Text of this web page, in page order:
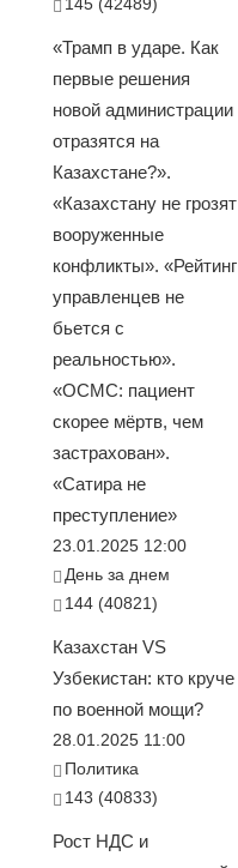
«Трамп в ударе. Как
первые решения
новой администрации
отразятся на
Казахстане?».
«Казахстану не грозят
вооруженные
конфликты». «Рейтинг
управленцев не
бьется с
реальностью».
«ОСМС: пациент
скорее мёртв, чем
застрахован».
«Сатира не
преступление»
23.01.2025 12:00
День за днем
144 (40821)
Казахстан VS
Узбекистан: кто круче
по военной мощи?
28.01.2025 11:00
Политика
143 (40833)
Рост НДС и